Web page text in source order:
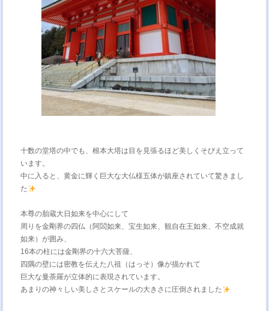
十数の堂塔の中でも、根本大塔は目を見張るほど美しくそびえ立って
います。
中に入ると、黄金に輝く巨大な大仏様五体が鎮座されていて驚きまし
た
本尊の胎蔵大日如来を中心にして
周りを金剛界の四仏（阿閦如来、宝生如来、観自在王如来、不空成就
如来）が囲み、
16本の柱には金剛界の十六大菩薩、
四隅の壁には密教を伝えた八祖（はっそ）像が描かれて
巨大な曼荼羅が立体的に表現されています。
あまりの神々しい美しさとスケールの大きさに圧倒されました